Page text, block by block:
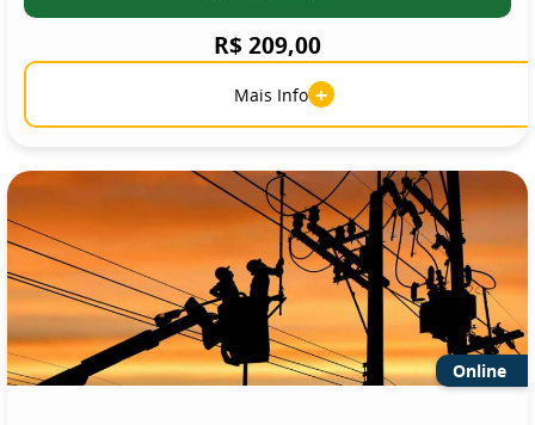
R$ 209,00
Mais Info +
Online